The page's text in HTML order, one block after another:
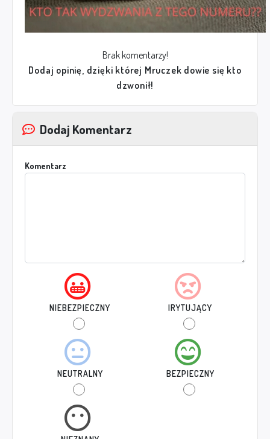
Brak komentarzy!
Dodaj opinię, dzięki której Mruczek dowie się kto
dzwonił!
Dodaj Komentarz
Komentarz
NIEBEZPIECZNY IRYTUJĄCY
NEUTRALNY BEZPIECZNY